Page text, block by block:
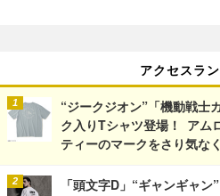
アクセスラ
“ジークジオン”「機動戦士
ク入りTシャツ登場！ アム
ティーのマークをさり気な
「頭文字D」“ギャンギャ